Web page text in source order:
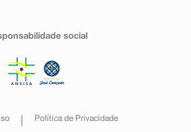
social
Política de Privacidade